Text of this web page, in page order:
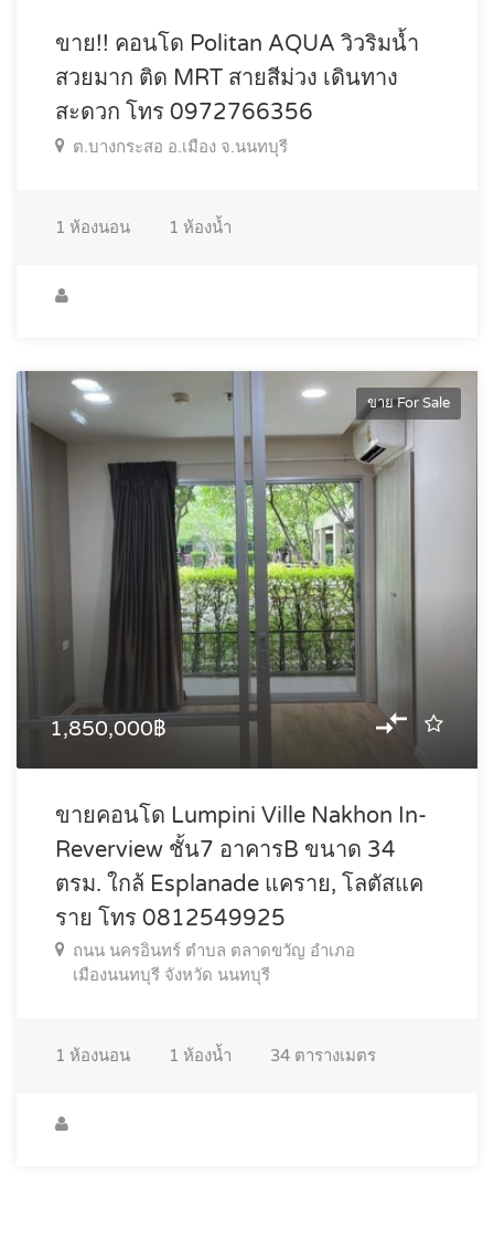
ขาย!! คอนโด Politan AQUA วิวริมน้ำ
สวยมาก ติด MRT สายสีม่วง เดินทาง
สะดวก โทร 0972766356
ต.บางกระสอ อ.เมือง จ.นนทบุรี
1 ห้องนอน 1 ห้องน้ำ
ขาย For Sale
1,850,000฿
ขายคอนโด Lumpini Ville Nakhon In-
Reverview ชั้น7 อาคารB ขนาด 34
ตรม. ใกล้ Esplanade แคราย, โลตัสแค
ราย โทร 0812549925
ถนน นครอินทร์ ตำบล ตลาดขวัญ อำเภอ
เมืองนนทบุรี จังหวัด นนทบุรี
1 ห้องนอน 1 ห้องน้ำ 34 ตารางเมตร